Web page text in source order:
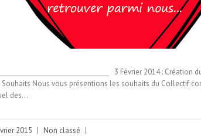
3 Février 2014 :
Souhaits Nous vous présentions les souhaits du Collectif
des…
2015 | Non classé |